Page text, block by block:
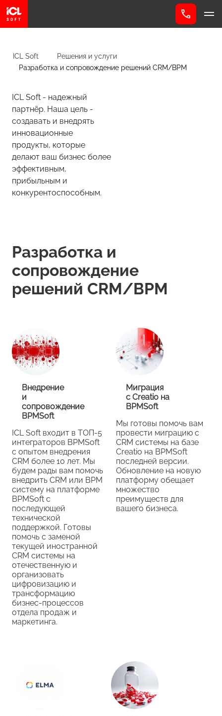
ICL Soft
Решения и услуги
Разработка и сопровождение решений CRM/BPM
ICL Soft - надежный
партнёр. Наша цель -
создавать и внедрять
инновационные
продукты, которые
делают ваш бизнес более
эффективным,
прибыльным и
конкурентоспособным.
Разработка и
сопровождение
решений CRM/BPM
Внедрение
и
сопровождение
BPMSoft
ICL Soft входит в ТОП-5
интеграторов BPMSoft
с опытом внедрения
CRM более 10 лет. Мы
будем рады вам помочь
внедрить CRM или BPM
систему на платформе
BPMSoft с
последующей
технической
поддержкой. Готовы
помочь с заменой
текущей иностранной
CRM системы на
отечественную и
организовать
цифровизацию и
трансформацию
бизнес-процессов
отдела продаж и
маркетинга.
Миграция
с Creatio на
BPMSoft
Мы готовы помочь вам
провести миграцию с
CRM системы на базе
Creatio на BPMSoft
последней версии.
Обновление на новую
платформу обещает
множество
преимуществ для
вашего бизнеса.